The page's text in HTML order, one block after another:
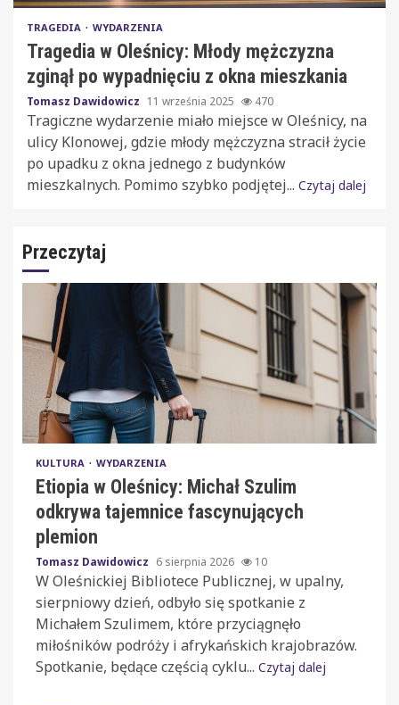
TRAGEDIA WYDARZENIA
Tragedia w Oleśnicy: Młody mężczyzna
zginął po wypadnięciu z okna mieszkania
Tomasz Dawidowicz 11 września 2025 470
Tragiczne wydarzenie miało miejsce w Oleśnicy, na
ulicy Klonowej, gdzie młody mężczyzna stracił życie
po upadku z okna jednego z budynków
mieszkalnych. Pomimo szybko podjętej... Czytaj dalej
Przeczytaj
KULTURA WYDARZENIA
Etiopia w Oleśnicy: Michał Szulim
odkrywa tajemnice fascynujących
plemion
Tomasz Dawidowicz 6 sierpnia 2026 10
W Oleśnickiej Bibliotece Publicznej, w upalny,
sierpniowy dzień, odbyło się spotkanie z
Michałem Szulimem, które przyciągnęło
miłośników podróży i afrykańskich krajobrazów.
Spotkanie, będące częścią cyklu... Czytaj dalej